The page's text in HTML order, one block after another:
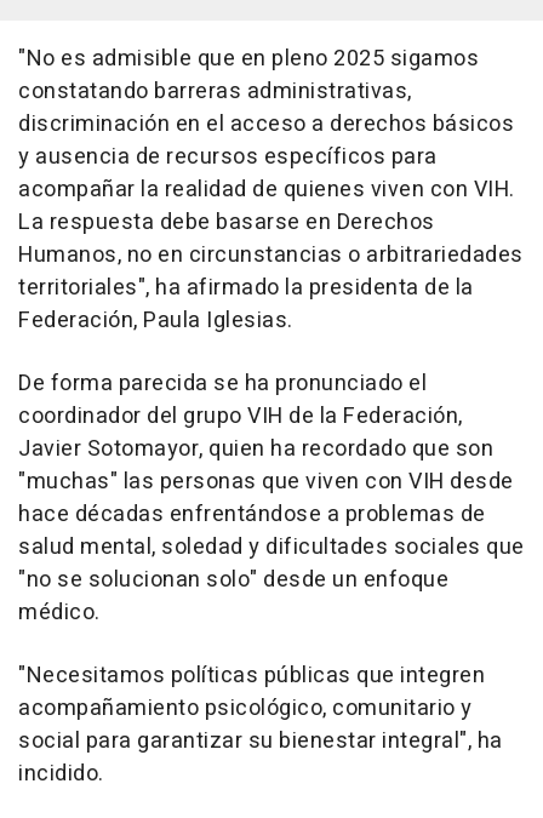
"No es admisible que en pleno 2025 sigamos
constatando barreras administrativas,
discriminación en el acceso a derechos básicos
y ausencia de recursos específicos para
acompañar la realidad de quienes viven con VIH.
La respuesta debe basarse en Derechos
Humanos, no en circunstancias o arbitrariedades
territoriales", ha afirmado la presidenta de la
Federación, Paula Iglesias.
De forma parecida se ha pronunciado el
coordinador del grupo VIH de la Federación,
Javier Sotomayor, quien ha recordado que son
"muchas" las personas que viven con VIH desde
hace décadas enfrentándose a problemas de
salud mental, soledad y dificultades sociales que
"no se solucionan solo" desde un enfoque
médico.
"Necesitamos políticas públicas que integren
acompañamiento psicológico, comunitario y
social para garantizar su bienestar integral", ha
incidido.